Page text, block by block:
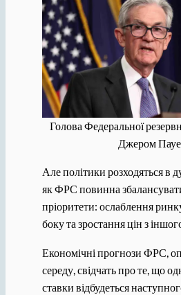
Голова Федеральної
Джером
Але політики розходяться в
як ФРС повинна
пріоритети: ослаблення
боку та зростання цін з
Економічні прогнози ФРС,
середу, свідчать про те, що
ставки відбудеться